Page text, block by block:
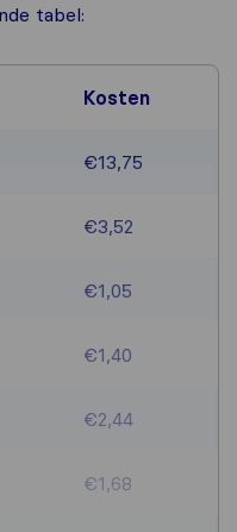
tabel:
Kosten
€13,75
€3,52
€1,05
€1,40
€2,44
€1,68